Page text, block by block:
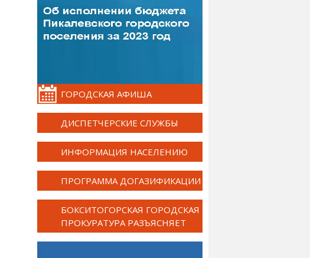
ГОРОДСКАЯ АФИША
ДИСПЕТЧЕРСКИЕ СЛУЖБЫ
ИНФОРМАЦИЯ НАСЕЛЕНИЮ
ПРОГРАММА ДОГАЗИФИКАЦИИ
БОКСИТОГОРСКАЯ ГОРОДСКАЯ
ПРОКУРАТУРА РАЗЪЯСНЯЕТ